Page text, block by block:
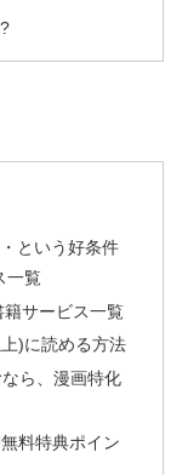
という好条件
一覧
サービス一覧
)に読める方法
ら、漫画特化
料特典ポイン